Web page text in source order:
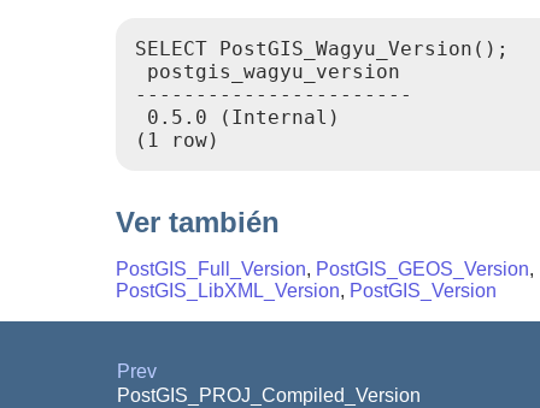
SELECT PostGIS_Wagyu_Version();
postgis_wagyu_version
-----------------------
0.5.0 (Internal)
(1 row)
Ver también
PostGIS_Full_Version, PostGIS_GEOS_Version,
PostGIS_LibXML_Version, PostGIS_Version
Prev
PostGIS_PROJ_Compiled_Version